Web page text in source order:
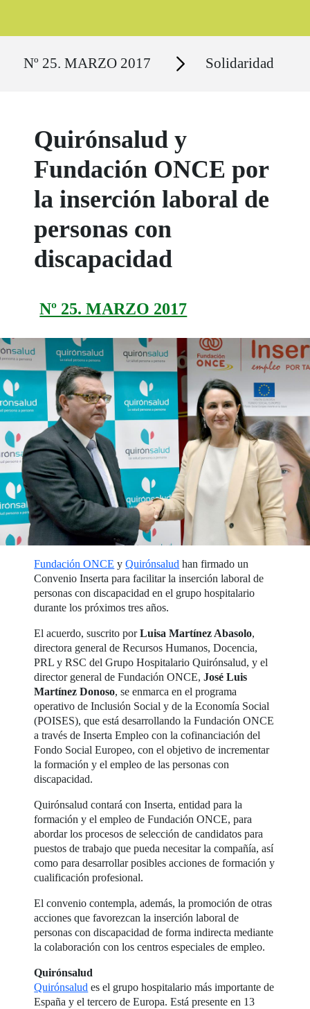
Nº 25. MARZO 2017 Secciones Solidaridad
Quirónsalud y
Fundación ONCE por
la inserción laboral de
personas con
discapacidad
Nº 25. MARZO 2017
Fundación ONCE yQuirónsalud han firmado un
Convenio Inserta para facilitar la inserción laboral de
personas con discapacidad en el grupo hospitalario
durante los próximos tres años.
El acuerdo, suscrito porLuisa Martínez Abasolo,
directora general de Recursos Humanos, Docencia,
PRL y RSC del Grupo Hospitalario Quirónsalud, y el
director general de Fundación ONCE,José Luis
Martínez Donoso, se enmarca en el programa
operativo de Inclusión Social y de la Economía Social
(POISES), que está desarrollando la Fundación ONCE
a través de Inserta Empleo con la cofinanciación del
Fondo Social Europeo, con el objetivo de incrementar
la formación y el empleo de las personas con
discapacidad.
Quirónsalud contará con Inserta, entidad para la
formación y el empleo de Fundación ONCE, para
abordar los procesos de selección de candidatos para
puestos de trabajo que pueda necesitar la compañía, así
como para desarrollar posibles acciones de formación y
cualificación profesional.
El convenio contempla, además, la promoción de otras
acciones que favorezcan la inserción laboral de
personas con discapacidad de forma indirecta mediante
la colaboración con los centros especiales de empleo.
Quirónsalud
Quirónsalud es el grupo hospitalario más importante de
España y el tercero de Europa. Está presente en 13